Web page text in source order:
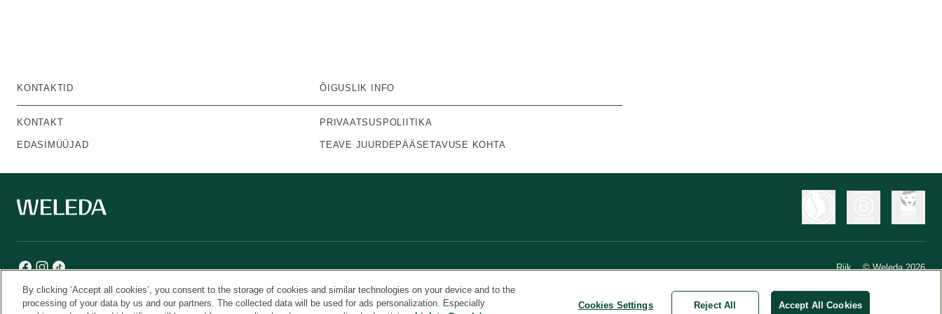
KONTAKTID
KONTAKT
EDASIMÜÜJAD
ÕIGUSLIK INFO
PRIVAATSUSPOLIITIKA
TEAVE JUURDEPÄÄSETAVUSE KOHTA
Riik © Weleda 2026
By clicking ‘Accept all cookies’, you consent to the storage of cookies and similar technologies on your device and to the
processing of your data by us and our partners. The collected data will be used for ads personalization. Especially
Cookies Settings Reject All Accept All Cookies